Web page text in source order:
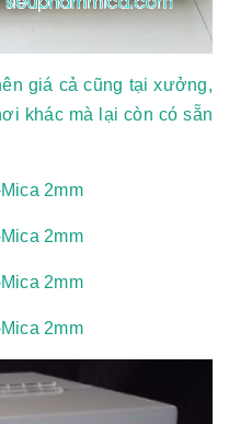
giá cả cũng tại xưởng,
khác mà lại còn có sẵn
2mm
2mm
2mm
2mm